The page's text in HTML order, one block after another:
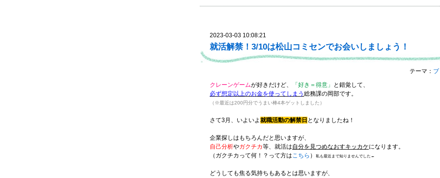
2023-03-03 10:08:21
就活解禁！3/10は松山コミセンでお会いしましょう！
テーマ：
クレーンゲームが好きだけど、 「好き＝得意」
と錯覚して、
必ず想定以上のお金を使ってしまう 総務課の岡部です。
（※最近は200円分でうまい棒4本ゲットしました）
さて3月、いよいよ就職活動の解禁日 となりましたね！
企業探しはもちろんだと思いますが、
自己分析やガクチカ等、就活は自分を見つめなおすキッカケになります。
（ガクチカって何！？って方はこちら ） 私も最近まで知りませんでした←
どうしても焦る気持ちもあるとは思いますが、